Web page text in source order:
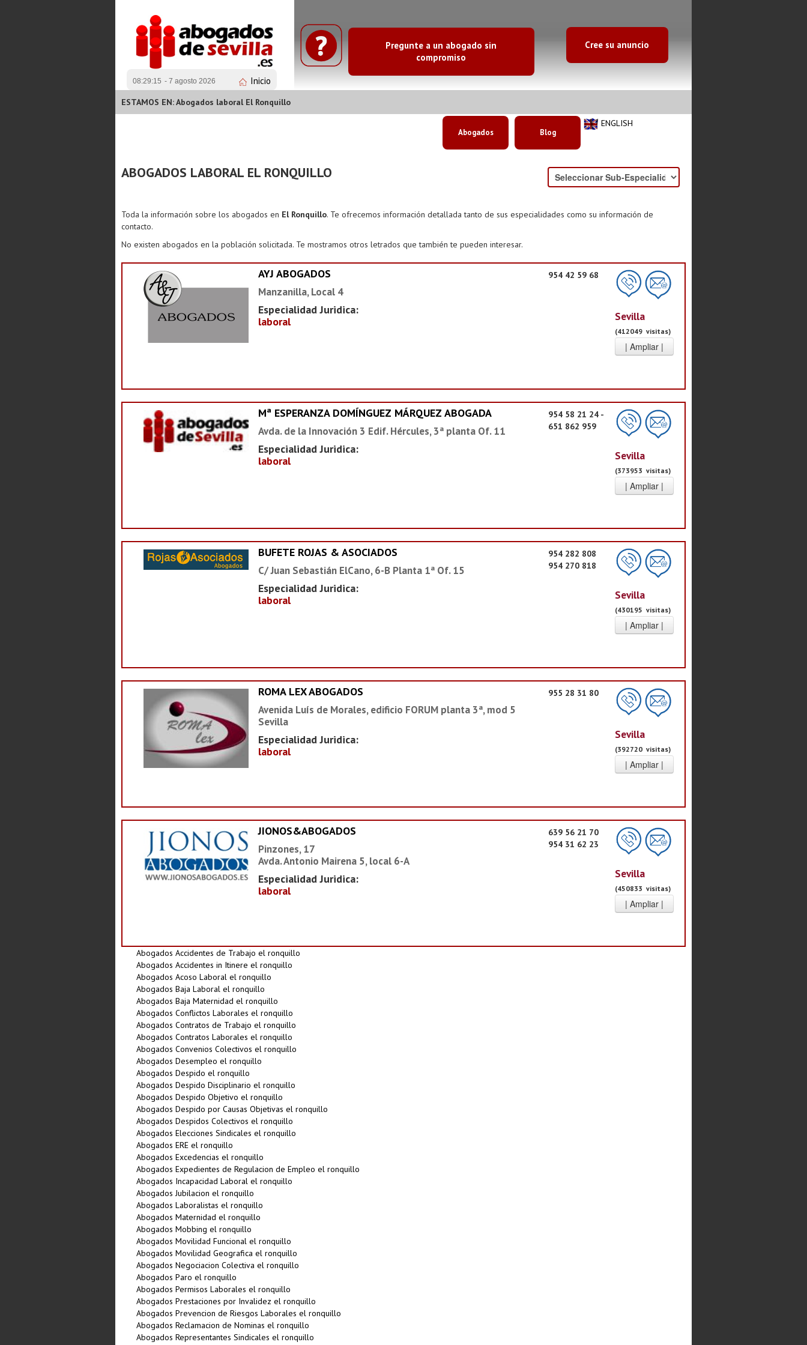
08:29:15 - 7 agosto 2026 Inicio
Pregunte a un abogado sin
compromiso
Cree su anuncio
ESTAMOS EN: Abogados laboral El Ronquillo
ENGLISH
Abogados Blog
ABOGADOS LABORAL EL RONQUILLO
Toda la información sobre los abogados en El Ronquillo. Te ofrecemos información detallada tanto de sus especialidades como su información de
contacto.
No existen abogados en la población solicitada. Te mostramos otros letrados que también te pueden interesar.
AYJ ABOGADOS
Manzanilla, Local 4
Especialidad Juridica:
laboral
954 42 59 68
Sevilla
(412049 visitas)
Mª ESPERANZA DOMÍNGUEZ MÁRQUEZ ABOGADA
Avda. de la Innovación 3 Edif. Hércules, 3ª planta Of. 11
Especialidad Juridica:
laboral
954 58 21 24 -
651 862 959
Sevilla
(373953 visitas)
BUFETE ROJAS & ASOCIADOS
C/ Juan Sebastián ElCano, 6-B Planta 1ª Of. 15
Especialidad Juridica:
laboral
954 282 808
954 270 818
Sevilla
(430195 visitas)
ROMA LEX ABOGADOS
Avenida Luís de Morales, edificio FORUM planta 3ª, mod 5
Sevilla
Especialidad Juridica:
laboral
955 28 31 80
Sevilla
(392720 visitas)
JIONOS&ABOGADOS
Pinzones, 17
Avda. Antonio Mairena 5, local 6-A
Especialidad Juridica:
laboral
639 56 21 70
954 31 62 23
Sevilla
(450833 visitas)
Abogados Accidentes de Trabajo el ronquillo
Abogados Accidentes in Itinere el ronquillo
Abogados Acoso Laboral el ronquillo
Abogados Baja Laboral el ronquillo
Abogados Baja Maternidad el ronquillo
Abogados Conflictos Laborales el ronquillo
Abogados Contratos de Trabajo el ronquillo
Abogados Contratos Laborales el ronquillo
Abogados Convenios Colectivos el ronquillo
Abogados Desempleo el ronquillo
Abogados Despido el ronquillo
Abogados Despido Disciplinario el ronquillo
Abogados Despido Objetivo el ronquillo
Abogados Despido por Causas Objetivas el ronquillo
Abogados Despidos Colectivos el ronquillo
Abogados Elecciones Sindicales el ronquillo
Abogados ERE el ronquillo
Abogados Excedencias el ronquillo
Abogados Expedientes de Regulacion de Empleo el ronquillo
Abogados Incapacidad Laboral el ronquillo
Abogados Jubilacion el ronquillo
Abogados Laboralistas el ronquillo
Abogados Maternidad el ronquillo
Abogados Mobbing el ronquillo
Abogados Movilidad Funcional el ronquillo
Abogados Movilidad Geografica el ronquillo
Abogados Negociacion Colectiva el ronquillo
Abogados Paro el ronquillo
Abogados Permisos Laborales el ronquillo
Abogados Prestaciones por Invalidez el ronquillo
Abogados Prevencion de Riesgos Laborales el ronquillo
Abogados Reclamacion de Nominas el ronquillo
Abogados Representantes Sindicales el ronquillo